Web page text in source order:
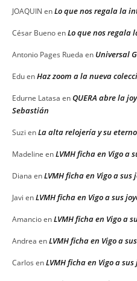
JOAQUIN enLo que nos regala la
César BuenoenLo que nos
Antonio Pages Rueda en Universal
EduenHaz zoom a la nueva
Edurne Latasa enQUERA abre la
Sebastián
Suzi enLa alta relojería y su
Madeline enLVMH ficha en Vigo a
Diana enLVMH ficha en Vigo a sus
Javi enLVMH ficha en Vigo a sus
AmancioenLVMH ficha en Vigo a
Andrea enLVMH ficha en Vigo a
Carlos enLVMH ficha en Vigo a